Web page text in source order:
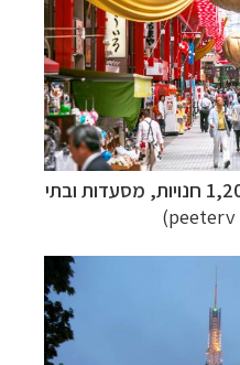
), 1,200 חנויות, מסעדות ובתי